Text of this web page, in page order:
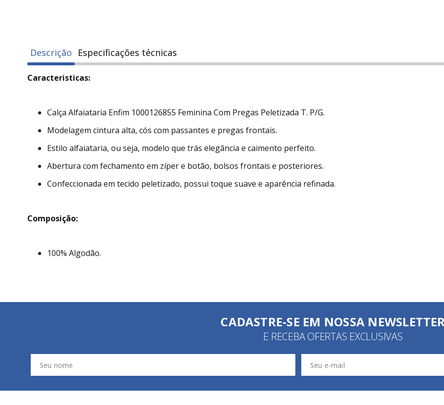
Descrição Especificações técnicas
Caracteristicas:
Calça Alfaiataria Enfim 1000126855 Feminina Com Pregas Peletizada T. P/G.
Modelagem cintura alta, cós com passantes e pregas frontais.
Estilo alfaiataria, ou seja, modelo que trás elegância e caimento perfeito.
Abertura com fechamento em zíper e botão, bolsos frontais e posteriores.
Confeccionada em tecido peletizado, possui toque suave e aparência refinada.
Composição:
100% Algodão.
CADASTRE-SE EM NOSSA
E RECEBA OFERTAS EXCLUSIVAS